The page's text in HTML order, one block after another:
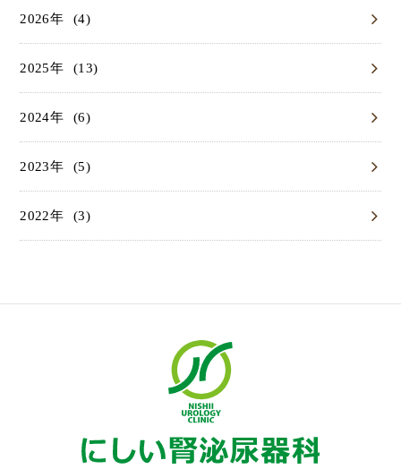
2026 (4)
2025 (13)
2024 (6)
2023 (5)
2022 (3)